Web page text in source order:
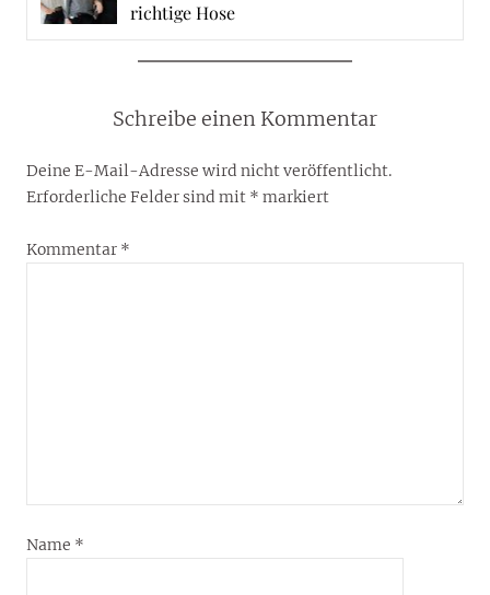
richtige Hose
Schreibe einen Kommentar
Deine E-Mail-Adresse wird nicht veröffentlicht.
Erforderliche Felder sind mit * markiert
Kommentar *
Name *